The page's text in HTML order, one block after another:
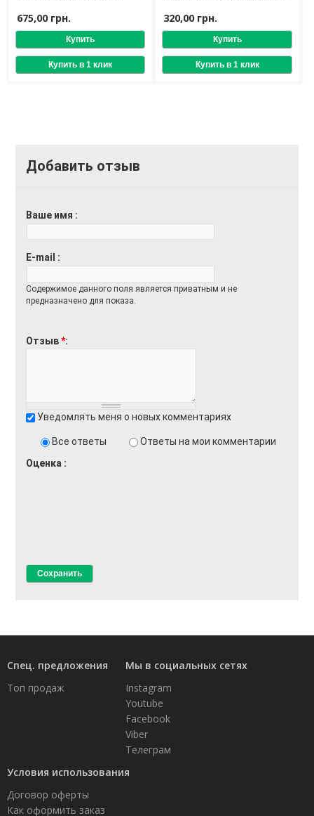
Multiaction Action Mask
200 ml
675,00 грн. 320,00 грн.
Добавить отзыв
Ваше имя
E-mail
Содержимое данного поля является приватным и не
предназначено для показа.
Отзыв*
Уведомлять меня о новых комментариях
Все ответы
Ответы на мои комментарии
Оценка
Спец. предложения
Топ продаж
Мы в социальных сетях
Instagram
Youtube
Facebook
Viber
Телеграм
Условия использования
Договор оферты
Как оформить заказ